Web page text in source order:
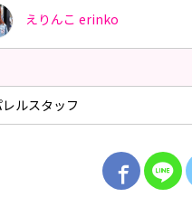
えりんこ erinko
ルスタッフ